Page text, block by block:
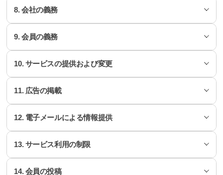
パスワード
字または数字の組み合わせをいいます。
ーネットアドレスをいいます。会社は提供する各種サービスの
ため、サービスおよび状況に応じて別途ドメインアドレスを追
加で提供することがあります。
有料サービス
会社が有償で提供する各種オンラインデジタルコンテンツおよ
投稿
会員がサービスを利用するにあたり、サービス上に掲載した文
字、記号、文書、画像、音声、音響、リンク、映像、ファイル
場合、意思表示がなされたものとみなす」旨を明確に通知した
にもかかわらず、拒絶の意思表示をしない場合、会員が変更さ
れた規約に同意したものとみなします。
2. 会社は、利用規約に同意した上で利用申請した利用者に対し
す。
しないか、事後に利用契約を解除することができます。
- 加入申請者が本規約に基づき以前に会員資格を喪失したことが
ある場合
- 第三者のメールアドレスを利用して加入申請した場合
- 虚偽の情報を記載したり、会社が必須として入力を求めた部分
を記載しなかった場合
- 利用者の帰責事由により承認が不可能であるか、その他規定さ
れた諸事項に違反して申請した場合
- 会社のポリシーに適合しない会員であると判断される場合や、
よび使用については、関連法および会社の個人情報処理方針が
適用されます。ただし、会社の公式サイト以外のリンクされた
サイトでは、会社の個人情報処理方針は適用されません。
い、追加の個人情報を収集することができます。
同意なく、会員のアカウント情報を含む一切の個人情報を第三
者に公開または提供しません。
4. 会社は、今後提供するサービスにおいて、会員の便宜のため
に会員のアカウント情報を使用できるよう、リンクおよびその
他の方法を提供することができます。
1. 会員のIDおよびパスワードに関する管理責任は会員にありま
す。
2. 会社は、会員のIDに個人情報流出の恐れがある場合、反社会
的または公序良俗に反する場合、または会社および会社の運営
者と誤認される恐れがある場合、当該IDの利用を制限すること
3. 会員は、IDおよびパスワードを第三者に利用させてはなりま
4. 会社は、会員がIDおよびパスワードを疎かに管理したことに
より発生するサービス利用上の損害、または会社の故意または
重大な過失がない第三者の不正利用等による損害について責任
5. 会員は、IDおよびパスワードが盗用されたり、第三者が使用
8. 会社の義務
1. 会社は、継続的かつ安定的なサービスの提供を主な目的とし
ます。
2. 会社は、会員が安全にサービスを利用できるよう、現在のイ
ンターネットセキュリティ技術の発展水準および会社が提供す
るサービスの性格に適したセキュリティシステムを備え、運用
3. 会社は、サービスを利用する会員から提起される意見や不満
4. 会社は、情報通信網利用促進および情報保護等に関する法
律、通信秘密保護法、電気通信事業法など、サービスの運営、
9. 会員の義務
1. 会員は、次の各号に該当する行為をしてはなりません。
- 利用申請または会員情報の変更時、虚偽の内容を登録する行為
- 他人の情報の盗用
- 会社の運営者、役職員、会社を称する場合
- 会社が掲載した情報の変更
- 会社およびその他の第三者の著作権、営業秘密、特許権等の知
は名誉を毀損する行為
10. サービスの提供および変更
1. 会社は、会員に対し以下のサービスを提供します。
- FANNSTAR
- その他、会社が追加開発するサービスまたは他社との提携契約
などにより会員に提供する全てのサービス
2. 会社は、コンピュータ等情報通信設備の保守点検、交換およ
11. 広告の掲載
1. 会社は、サービス運営に関連して会員情報および利用者が入
力した情報を活用して広告を掲載することができます。会員
は、サービス利用時に表示されるターゲティング広告の掲載に
同意するものとします。
2. 会社は、サービス上に掲載された広告、またはサービスを通
12. 電子メールによる情報提供
1. 会社は、会員がサービス利用に必要と認められる各種情報
を、会員が提供したメールアドレスに提供することができま
13. サービス利用の制限
1. 会社は、天災事変、国家非常事態、解決混乱な技術的欠陥、
14. 会員の投稿